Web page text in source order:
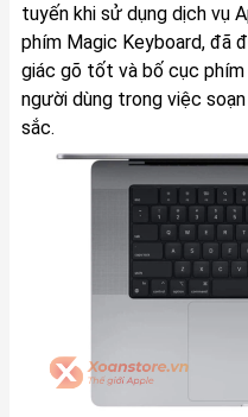
tuyến khi sử dụng dịch vụ
phím Magic Keyboard, đã
giác gõ tốt và bố cục
người dùng trong việc
sắc.